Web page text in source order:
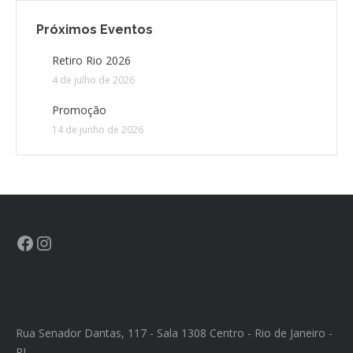
CONTRIBUIÇÕES
HISTÓRIA DE CCA/BR
Próximos Eventos
Retiro Rio 2026
4 de julho de 2026
Promoção
14 de junho de 2026
Rua Senador Dantas, 117 - Sala 1308 Centro - Rio de Janeiro -